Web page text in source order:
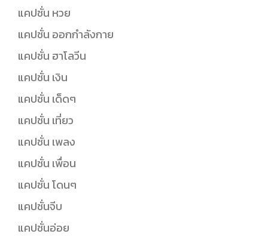
แคปชั่น หวย
แคปชั่น ออกกำลังกาย
แคปชั่น ฮาโลวีน
แคปชั่น เงิน
แคปชั่น เด็ดๆ
แคปชั่น เที่ยว
แคปชั่น เพลง
แคปชั่น เพื่อน
แคปชั่น โดนๆ
แคปชั่นจีบ
แคปชั่นอ่อย